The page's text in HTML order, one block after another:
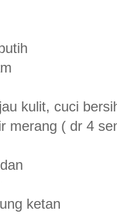
kulit, cuci
merang ( dr 4
ketan